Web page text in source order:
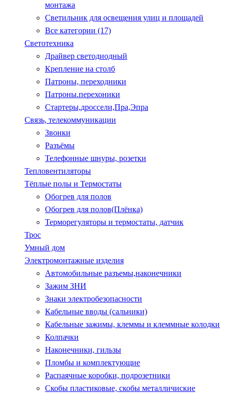
монтажа
Светильник для освещения улиц и площадей
Все категории (17)
Светотехника
Драйвер светодиодный
Крепление на столб
Патроны, переходники
Патроны.перехоники
Стартеры,дроссели,Пра,Эпра
Связь, телекоммуникации
Звонки
Разъёмы
Телефонные шнуры, розетки
Тепловентиляторы
Тёплые полы и Термостаты
Обогрев для полов
Обогрев для полов(Плёнка)
Терморегуляторы и термостаты, датчик
Трос
Умный дом
Электромонтажные изделия
Автомобильные разъемы,наконечники
Зажим ЗНИ
Знаки электробезопасности
Кабельные вводы (сальники)
Кабельные зажимы, клеммы и клеммные колодки
Колпачки
Наконечники, гильзы
Пломбы и комплектующие
Распаячные коробки, подрозетники
Скобы пластиковые, скобы металличиские